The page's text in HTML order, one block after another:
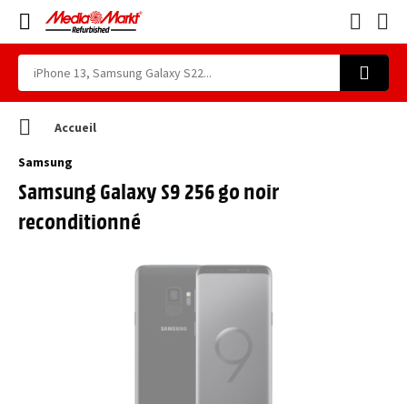
Accueil
Samsung
Samsung Galaxy S9 256 go noir
reconditionné